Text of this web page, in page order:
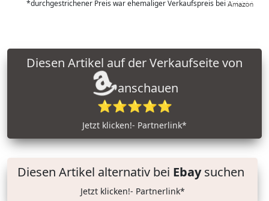
*durchgestrichener Preis war ehemaliger Verkaufspreis bei
anschauen
⭐⭐⭐⭐⭐
Jetzt klicken!- Partnerlink*
Diesen Artikel alternativ bei Ebaysuchen
Jetzt klicken!- Partnerlink*